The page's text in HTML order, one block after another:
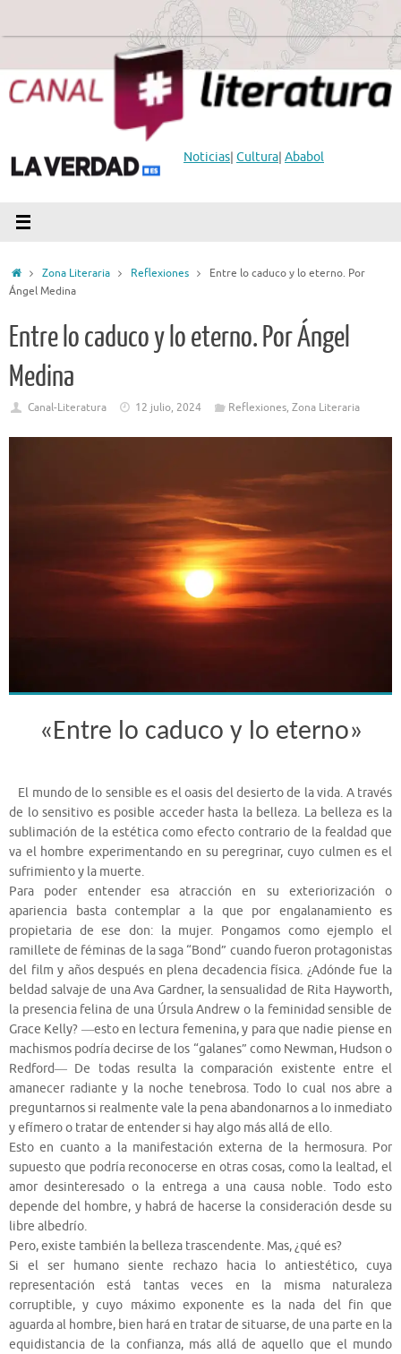
Noticias| Cultura| Ababol
InicioZona Literaria Reflexiones
Entre lo caduco y lo eterno. Por
Ángel Medina
Entre lo caduco y lo eterno. Por Ángel
Medina
Canal-Literatura 12 julio, 2024 Reflexiones, Zona Literaria
«Entre lo caduco y lo eterno»
El mundo de lo sensible es el oasis del desierto de la vida. A través
de lo sensitivo es posible acceder hasta la belleza. La belleza es la
sublimación de la estética como efecto contrario de la fealdad que
va el hombre experimentando en su peregrinar, cuyo culmen es el
sufrimiento y la muerte.
Para poder entender esa atracción en su exteriorización o
apariencia basta contemplar a la que por engalanamiento es
propietaria de ese don: la mujer. Pongamos como ejemplo el
ramillete de féminas de la saga “Bond” cuando fueron protagonistas
del film y años después en plena decadencia física. ¿Adónde fue la
beldad salvaje de una Ava Gardner, la sensualidad de Rita Hayworth,
la presencia felina de una Úrsula Andrew o la feminidad sensible de
Grace Kelly? ―esto en lectura femenina, y para que nadie piense en
machismos podría decirse de los “galanes” como Newman, Hudson o
Redford― De todas resulta la comparación existente entre el
amanecer radiante y la noche tenebrosa. Todo lo cual nos abre a
preguntarnos si realmente vale la pena abandonarnos a lo inmediato
y efímero o tratar de entender si hay algo más allá de ello.
Esto en cuanto a la manifestación externa de la hermosura. Por
supuesto que podría reconocerse en otras cosas, como la lealtad, el
amor desinteresado o la entrega a una causa noble. Todo esto
depende del hombre, y habrá de hacerse la consideración desde su
libre albedrío.
Pero, existe también la belleza trascendente. Mas, ¿qué es?
Si el ser humano siente rechazo hacia lo antiestético, cuya
representación está tantas veces en la misma naturaleza
corruptible, y cuyo máximo exponente es la nada del fin que
aguarda al hombre, bien hará en tratar de situarse, de una parte en la
equidistancia de la confianza, más allá de aquello que el mundo